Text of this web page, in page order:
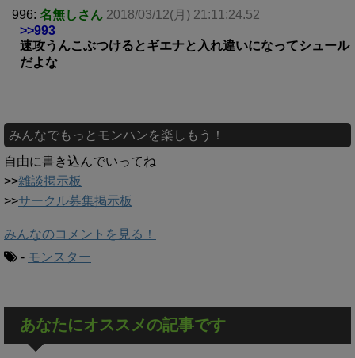
996: 名無しさん 2018/03/12(月) 21:11:24.52
>>993
速攻うんこぶつけるとギエナと入れ違いになってシュール
だよな
みんなでもっとモンハンを楽しもう！
自由に書き込んでいってね
>>雑談掲示板
>>サークル募集掲示板
みんなのコメントを見る！
- モンスター
あなたにオススメの記事です